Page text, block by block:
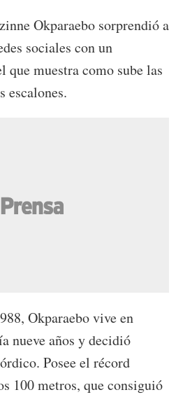
Okparaebo sorprendió a
sociales con un
que muestra como sube las
escalones.
Okparaebo vive en
nueve años y decidió
Posee el récord
100 metros, que consiguió